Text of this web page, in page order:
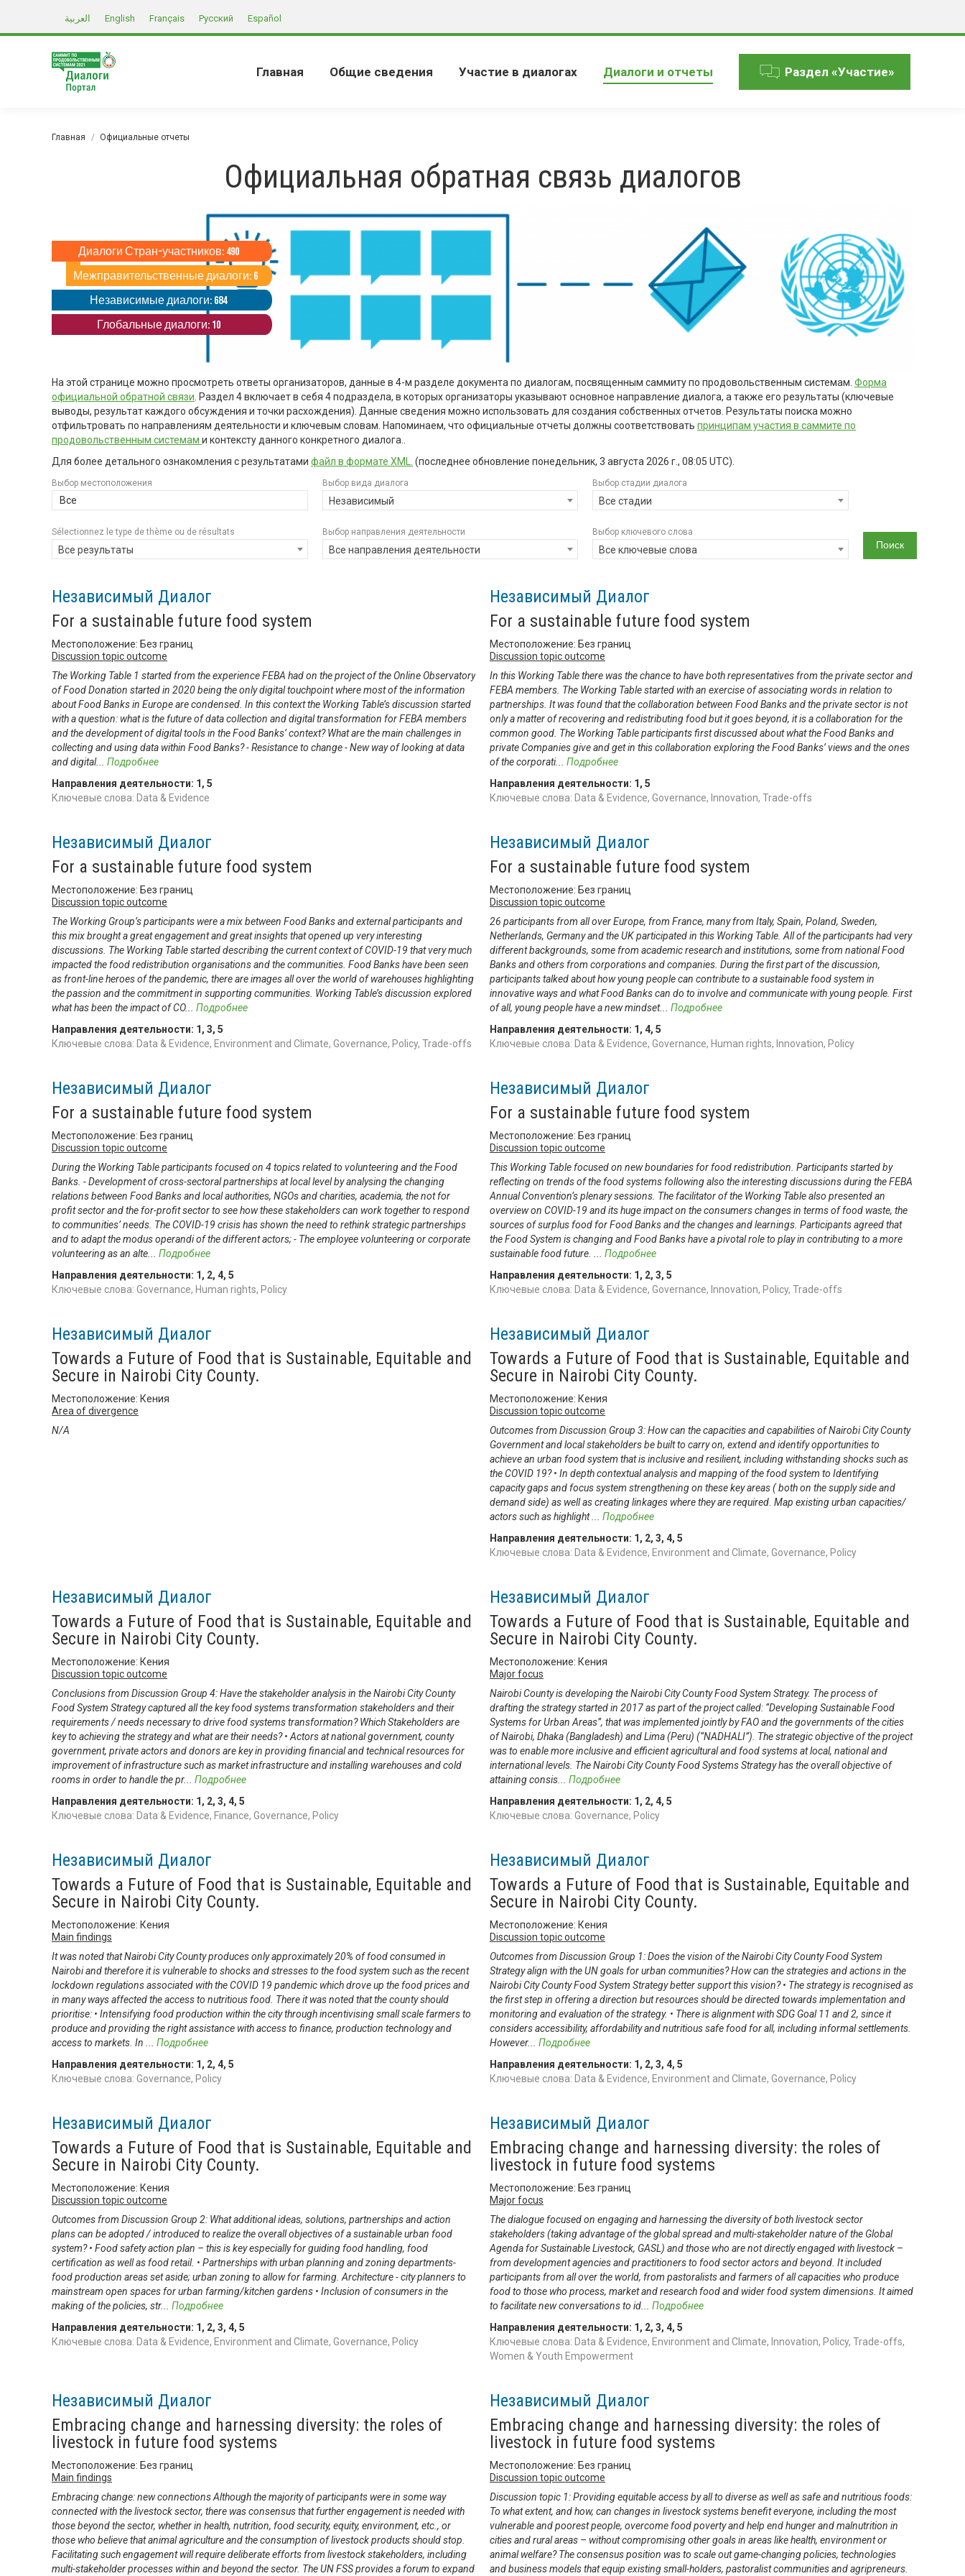
العربية English Français Русский Español
Главная Общие сведения Участие в диалогах Диалоги и отчеты Раздел «Участие»
Вы здесь:
Главная Официальные отчеты
Официальная обратная связь диалогов
Диалоги Стран-участников: 490
Межправительственные диалоги: 6
Независимые диалоги: 684
Глобальные диалоги: 10
На этой странице можно просмотреть ответы организаторов, данные в 4-м разделе документа по диалогам, посвященным саммиту по продовольственным системам. Форма
официальной обратной связи. Раздел 4 включает в себя 4 подраздела, в которых организаторы указывают основное направление диалога, а также его результаты (ключевые
выводы, результат каждого обсуждения и точки расхождения). Данные сведения можно использовать для создания собственных отчетов. Результаты поиска можно
отфильтровать по направлениям деятельности и ключевым словам. Напоминаем, что официальные отчеты должны соответствовать принципам участия в саммите по
продовольственным системам и контексту данного конкретного диалога..
Для более детального ознакомления с результатами файл в формате XML. (последнее обновление понедельник, 3 августа 2026 г., 08:05 UTC).
Выбор местоположения
Все
Выбор вида диалога
Независимый
Выбор стадии диалога
Все стадии
Sélectionnez le type de thème ou de résultats
Все результаты
Выбор направления деятельности
Все направления деятельности
Выбор ключевого слова
Все ключевые слова
Независимый Диалог
For a sustainable future food system
Местоположение: Без границ
Discussion topic outcome
The Working Table 1 started from the experience FEBA had on the project of the Online Observatory
of Food Donation started in 2020 being the only digital touchpoint where most of the information
about Food Banks in Europe are condensed. In this context the Working Table’s discussion started
with a question: what is the future of data collection and digital transformation for FEBA members
and the development of digital tools in the Food Banks’ context? What are the main challenges in
collecting and using data within Food Banks? - Resistance to change - New way of looking at data
and digital... Подробнее
Направления деятельности: 1 , 5
Ключевые слова: Data & Evidence
Независимый Диалог
For a sustainable future food system
Местоположение: Без границ
Discussion topic outcome
In this Working Table there was the chance to have both representatives from the private sector and
FEBA members. The Working Table started with an exercise of associating words in relation to
partnerships. It was found that the collaboration between Food Banks and the private sector is not
only a matter of recovering and redistributing food but it goes beyond, it is a collaboration for the
common good. The Working Table participants first discussed about what the Food Banks and
private Companies give and get in this collaboration exploring the Food Banks’ views and the ones
of the corporati... Подробнее
Направления деятельности: 1 , 5
Ключевые слова: Data & Evidence, Governance, Innovation, Trade-offs
Независимый Диалог
For a sustainable future food system
Местоположение: Без границ
Discussion topic outcome
The Working Group’s participants were a mix between Food Banks and external participants and
this mix brought a great engagement and great insights that opened up very interesting
discussions. The Working Table started describing the current context of COVID-19 that very much
impacted the food redistribution organisations and the communities. Food Banks have been seen
as front-line heroes of the pandemic, there are images all over the world of warehouses highlighting
the passion and the commitment in supporting communities. Working Table’s discussion explored
what has been the impact of CO... Подробнее
Направления деятельности: 1 , 3, 5
Ключевые слова: Data & Evidence, Environment and Climate, Governance, Policy, Trade-offs
Независимый Диалог
For a sustainable future food system
Местоположение: Без границ
Discussion topic outcome
26 participants from all over Europe, from France, many from Italy, Spain, Poland, Sweden,
Netherlands, Germany and the UK participated in this Working Table. All of the participants had very
different backgrounds, some from academic research and institutions, some from national Food
Banks and others from corporations and companies. During the first part of the discussion,
participants talked about how young people can contribute to a sustainable food system in
innovative ways and what Food Banks can do to involve and communicate with young people. First
of all, young people have a new mindset... Подробнее
Направления деятельности: 1 , 4, 5
Ключевые слова: Data & Evidence, Governance, Human rights, Innovation, Policy
Независимый Диалог
For a sustainable future food system
Местоположение: Без границ
Discussion topic outcome
During the Working Table participants focused on 4 topics related to volunteering and the Food
Banks. - Development of cross-sectoral partnerships at local level by analysing the changing
relations between Food Banks and local authorities, NGOs and charities, academia, the not for
profit sector and the for-profit sector to see how these stakeholders can work together to respond
to communities’ needs. The COVID-19 crisis has shown the need to rethink strategic partnerships
and to adapt the modus operandi of the different actors; - The employee volunteering or corporate
volunteering as an alte... Подробнее
Направления деятельности: 1 , 2, 4, 5
Ключевые слова: Governance, Human rights, Policy
Независимый Диалог
For a sustainable future food system
Местоположение: Без границ
Discussion topic outcome
This Working Table focused on new boundaries for food redistribution. Participants started by
reflecting on trends of the food systems following also the interesting discussions during the FEBA
Annual Convention’s plenary sessions. The facilitator of the Working Table also presented an
overview on COVID-19 and its huge impact on the consumers changes in terms of food waste, the
sources of surplus food for Food Banks and the changes and learnings. Participants agreed that
the Food System is changing and Food Banks have a pivotal role to play in contributing to a more
sustainable food future. ... Подробнее
Направления деятельности: 1 , 2, 3, 5
Ключевые слова: Data & Evidence, Governance, Innovation, Policy, Trade-offs
Независимый Диалог
Towards a Future of Food that is Sustainable, Equitable and
Secure in Nairobi City County.
Местоположение: Кения
Area of divergence
N/A
Независимый Диалог
Towards a Future of Food that is Sustainable, Equitable and
Secure in Nairobi City County.
Местоположение: Кения
Discussion topic outcome
Outcomes from Discussion Group 3: How can the capacities and capabilities of Nairobi City County
Government and local stakeholders be built to carry on, extend and identify opportunities to
achieve an urban food system that is inclusive and resilient, including withstanding shocks such as
the COVID 19? • In depth contextual analysis and mapping of the food system to Identifying
capacity gaps and focus system strengthening on these key areas ( both on the supply side and
demand side) as well as creating linkages where they are required. Map existing urban capacities/
actors such as highlight... Подробнее
Направления деятельности: 1 , 2, 3, 4, 5
Ключевые слова: Data & Evidence, Environment and Climate, Governance, Policy
Независимый Диалог
Towards a Future of Food that is Sustainable, Equitable and
Secure in Nairobi City County.
Местоположение: Кения
Discussion topic outcome
Conclusions from Discussion Group 4: Have the stakeholder analysis in the Nairobi City County
Food System Strategy captured all the key food systems transformation stakeholders and their
requirements / needs necessary to drive food systems transformation? Which Stakeholders are
key to achieving the strategy and what are their needs? • Actors at national government, county
government, private actors and donors are key in providing financial and technical resources for
improvement of infrastructure such as market infrastructure and installing warehouses and cold
rooms in order to handle the pr... Подробнее
Направления деятельности: 1 , 2, 3, 4, 5
Ключевые слова: Data & Evidence, Finance, Governance, Policy
Независимый Диалог
Towards a Future of Food that is Sustainable, Equitable and
Secure in Nairobi City County.
Местоположение: Кения
Major focus
Nairobi County is developing the Nairobi City County Food System Strategy. The process of
drafting the strategy started in 2017 as part of the project called: “Developing Sustainable Food
Systems for Urban Areas”, that was implemented jointly by FAO and the governments of the cities
of Nairobi, Dhaka (Bangladesh) and Lima (Peru) (“NADHALI”). The strategic objective of the project
was to enable more inclusive and efficient agricultural and food systems at local, national and
international levels. The Nairobi City County Food Systems Strategy has the overall objective of
attaining consis... Подробнее
Направления деятельности: 1 , 2, 4, 5
Ключевые слова: Governance, Policy
Независимый Диалог
Towards a Future of Food that is Sustainable, Equitable and
Secure in Nairobi City County.
Местоположение: Кения
Main findings
It was noted that Nairobi City County produces only approximately 20% of food consumed in
Nairobi and therefore it is vulnerable to shocks and stresses to the food system such as the recent
lockdown regulations associated with the COVID 19 pandemic which drove up the food prices and
in many ways affected the access to nutritious food. There it was noted that the county should
prioritise: • Intensifying food production within the city through incentivising small scale farmers to
produce and providing the right assistance with access to finance, production technology and
access to markets. In ... Подробнее
Направления деятельности: 1 , 2, 4, 5
Ключевые слова: Governance, Policy
Независимый Диалог
Towards a Future of Food that is Sustainable, Equitable and
Secure in Nairobi City County.
Местоположение: Кения
Discussion topic outcome
Outcomes from Discussion Group 1: Does the vision of the Nairobi City County Food System
Strategy align with the UN goals for urban communities? How can the strategies and actions in the
Nairobi City County Food System Strategy better support this vision? • The strategy is recognised as
the first step in offering a direction but resources should be directed towards implementation and
monitoring and evaluation of the strategy. • There is alignment with SDG Goal 11 and 2, since it
considers accessibility, affordability and nutritious safe food for all, including informal settlements.
However... Подробнее
Направления деятельности: 1 , 2, 3, 4, 5
Ключевые слова: Data & Evidence, Environment and Climate, Governance, Policy
Независимый Диалог
Towards a Future of Food that is Sustainable, Equitable and
Secure in Nairobi City County.
Местоположение: Кения
Discussion topic outcome
Outcomes from Discussion Group 2: What additional ideas, solutions, partnerships and action
plans can be adopted / introduced to realize the overall objectives of a sustainable urban food
system? • Food safety action plan – this is key especially for guiding food handling, food
certification as well as food retail. • Partnerships with urban planning and zoning departments-
food production areas set aside; urban zoning to allow for farming. Architecture - city planners to
mainstream open spaces for urban farming/kitchen gardens • Inclusion of consumers in the
making of the policies, str... Подробнее
Направления деятельности: 1 , 2, 3, 4, 5
Ключевые слова: Data & Evidence, Environment and Climate, Governance, Policy
Независимый Диалог
Embracing change and harnessing diversity: the roles of
livestock in future food systems
Местоположение: Без границ
Major focus
The dialogue focused on engaging and harnessing the diversity of both livestock sector
stakeholders (taking advantage of the global spread and multi-stakeholder nature of the Global
Agenda for Sustainable Livestock, GASL) and those who are not directly engaged with livestock –
from development agencies and practitioners to food sector actors and beyond. It included
participants from all over the world, from pastoralists and farmers of all capacities who produce
food to those who process, market and research food and wider food system dimensions. It aimed
to facilitate new conversations to id... Подробнее
Направления деятельности: 1 , 2, 3, 4, 5
Ключевые слова: Data & Evidence, Environment and Climate, Innovation, Policy, Trade-offs,
Women & Youth Empowerment
Независимый Диалог
Embracing change and harnessing diversity: the roles of
livestock in future food systems
Местоположение: Без границ
Main findings
Embracing change: new connections Although the majority of participants were in some way
connected with the livestock sector, there was consensus that further engagement is needed with
those beyond the sector, whether in health, nutrition, food security, equity, environment, etc., or
those who believe that animal agriculture and the consumption of livestock products should stop.
Facilitating such engagement will require deliberate efforts from livestock stakeholders, including
multi-stakeholder processes within and beyond the sector. The UN FSS provides a forum to expand
Независимый Диалог
Embracing change and harnessing diversity: the roles of
livestock in future food systems
Местоположение: Без границ
Discussion topic outcome
Discussion topic 1: Providing equitable access by all to diverse as well as safe and nutritious foods:
To what extent, and how, can changes in livestock systems benefit everyone, including the most
vulnerable and poorest people, overcome food poverty and help end hunger and malnutrition in
cities and rural areas – without compromising other goals in areas like health, environment or
animal welfare? The consensus position was to scale out game-changing policies, technologies
and business models that equip existing small-holders, pastoralist communities and agripreneurs.